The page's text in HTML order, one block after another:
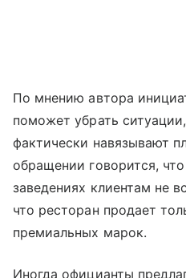
По мнению автора
поможет убрать
фактически навязывают
обращении говорится,
заведениях клиентам не
что ресторан продает
премиальных марок.
Иногда официанты